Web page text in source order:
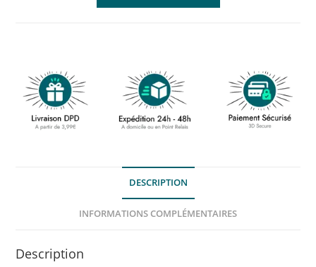
DESCRIPTION
INFORMATIONS COMPLÉMENTAIRES
Description